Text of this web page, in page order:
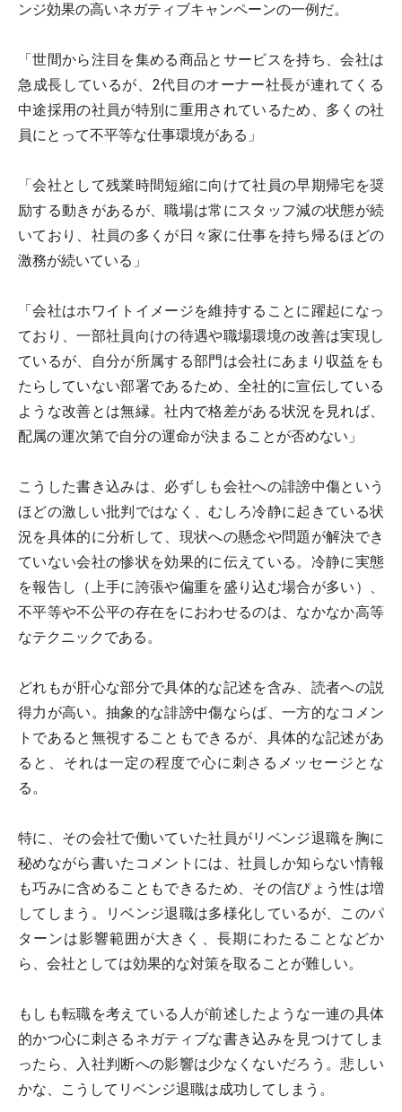
ンジ効果の高いネガティブキャンペーンの一例だ。
「世間から注目を集める商品とサービスを持ち、会社は
急成長しているが、2代目のオーナー社長が連れてくる
中途採用の社員が特別に重用されているため、多くの社
員にとって不平等な仕事環境がある」
「会社として残業時間短縮に向けて社員の早期帰宅を奨
励する動きがあるが、職場は常にスタッフ減の状態が続
いており、社員の多くが日々家に仕事を持ち帰るほどの
激務が続いている」
「会社はホワイトイメージを維持することに躍起になっ
ており、一部社員向けの待遇や職場環境の改善は実現し
ているが、自分が所属する部門は会社にあまり収益をも
たらしていない部署であるため、全社的に宣伝している
ような改善とは無縁。社内で格差がある状況を見れば、
配属の運次第で自分の運命が決まることが否めない」
こうした書き込みは、必ずしも会社への誹謗中傷という
ほどの激しい批判ではなく、むしろ冷静に起きている状
況を具体的に分析して、現状への懸念や問題が解決でき
ていない会社の惨状を効果的に伝えている。冷静に実態
を報告し（上手に誇張や偏重を盛り込む場合が多い）、
不平等や不公平の存在をにおわせるのは、なかなか高等
なテクニックである。
どれもが肝心な部分で具体的な記述を含み、読者への説
得力が高い。抽象的な誹謗中傷ならば、一方的なコメン
トであると無視することもできるが、具体的な記述があ
ると、それは一定の程度で心に刺さるメッセージとな
る。
特に、その会社で働いていた社員がリベンジ退職を胸に
秘めながら書いたコメントには、社員しか知らない情報
も巧みに含めることもできるため、その信ぴょう性は増
してしまう。リベンジ退職は多様化しているが、このパ
ターンは影響範囲が大きく、長期にわたることなどか
ら、会社としては効果的な対策を取ることが難しい。
もしも転職を考えている人が前述したような一連の具体
的かつ心に刺さるネガティブな書き込みを見つけてしま
ったら、入社判断への影響は少なくないだろう。悲しい
かな、こうしてリベンジ退職は成功してしまう。